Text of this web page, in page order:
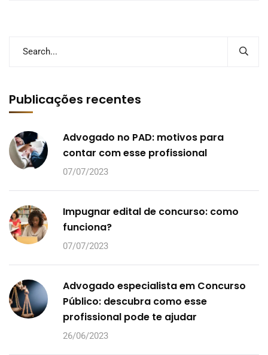
Publicações recentes
Advogado no PAD: motivos para
contar com esse profissional
07/07/2023
Impugnar edital de concurso: como
funciona?
07/07/2023
Advogado especialista em Concurso
Público: descubra como esse
profissional pode te ajudar
26/06/2023